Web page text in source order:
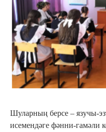
Шуларның берсе – язучы-
исемендәге фәнни-гамәли